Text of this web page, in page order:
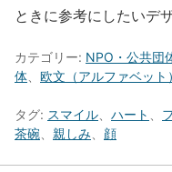
ときに参考にしたいデ
カテゴリー: NPO・公共団
体
欧文（アルファベット）
タグ: スマイル ハート
茶碗
親しみ 顔